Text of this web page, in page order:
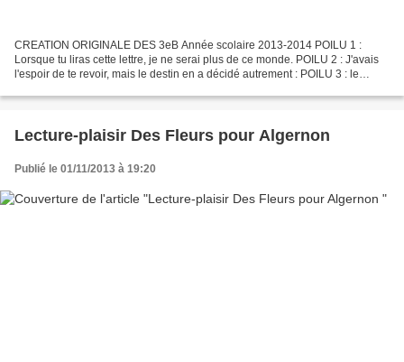
CREATION ORIGINALE DES 3eB Année scolaire 2013-2014 POILU 1 :
Lorsque tu liras cette lettre, je ne serai plus de ce monde. POILU 2 : J'avais
l'espoir de te revoir, mais le destin en a décidé autrement : POILU 3 : le
Lecture-plaisir Des Fleurs pour Algernon
Publié le 01/11/2013 à 19:20